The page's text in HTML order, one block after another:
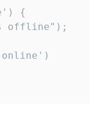
{
offline");